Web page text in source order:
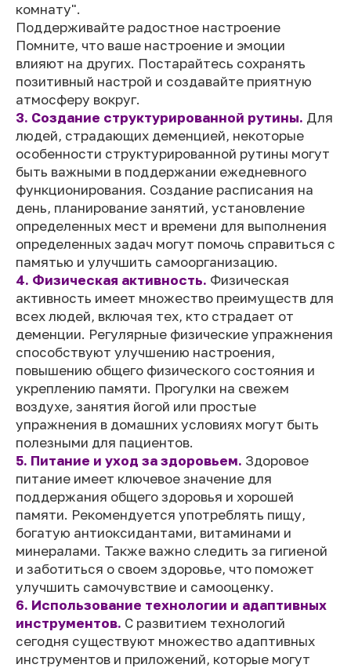
комнату".
Поддерживайте радостное настроение
Помните, что ваше настроение и эмоции
влияют на других. Постарайтесь сохранять
позитивный настрой и создавайте приятную
атмосферу вокруг.
3. Создание структурированной рутины. Для
людей, страдающих деменцией, некоторые
особенности структурированной рутины могут
быть важными в поддержании ежедневного
функционирования. Создание расписания на
день, планирование занятий, установление
определенных мест и времени для выполнения
определенных задач могут помочь справиться с
памятью и улучшить самоорганизацию.
4. Физическая активность. Физическая
активность имеет множество преимуществ для
всех людей, включая тех, кто страдает от
деменции. Регулярные физические упражнения
способствуют улучшению настроения,
повышению общего физического состояния и
укреплению памяти. Прогулки на свежем
воздухе, занятия йогой или простые
упражнения в домашних условиях могут быть
полезными для пациентов.
5. Питание и уход за здоровьем. Здоровое
питание имеет ключевое значение для
поддержания общего здоровья и хорошей
памяти. Рекомендуется употреблять пищу,
богатую антиоксидантами, витаминами и
минералами. Также важно следить за гигиеной
и заботиться о своем здоровье, что поможет
улучшить самочувствие и самооценку.
6. Использование технологии и адаптивных
инструментов. С развитием технологий
сегодня существуют множество адаптивных
инструментов и приложений, которые могут